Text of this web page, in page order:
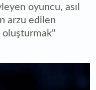
oyuncu, asıl
arzu edilen
oluşturmak"